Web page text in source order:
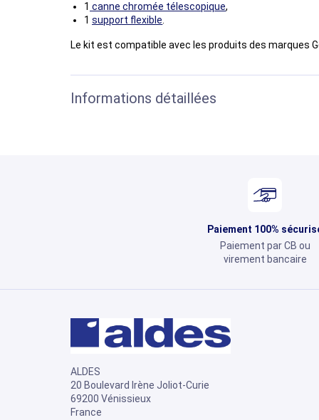
1 canne chromée télescopique,
1support flexible.
Le kit est compatible avec les produits des marques
Informations détaillées
Paiement 100%
Paiement par CB ou
virement bancaire
ALDES
20 Boulevard Irène Joliot-Curie
69200 Vénissieux
France